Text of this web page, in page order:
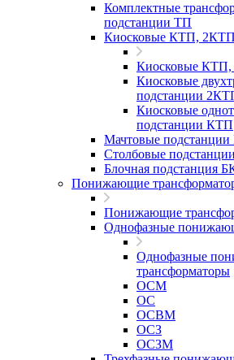
Комплектные
подстанции ТП
Киосковые КТП, 2КТП
Киосковые
Киосковые
подстанции
Киосковые
подстанции КТП
Мачтовые
Столбовые
Блочная подстанция
Понижающие
Понижающие
Однофазные
Однофазные
трансформаторы
ОСМ
ОС
ОСВМ
ОСЗ
ОСЗМ